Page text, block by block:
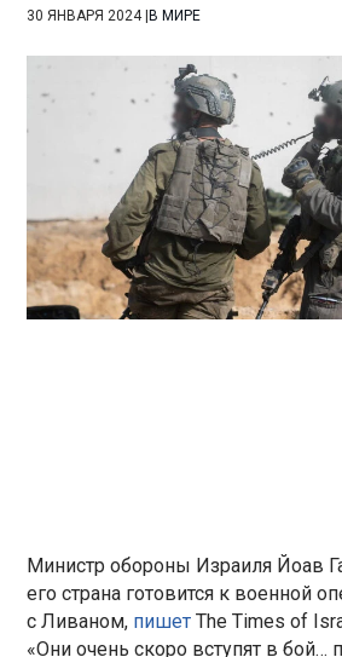
30 ЯНВАРЯ 2024|В МИРЕ
Министр обороны Израиля Йоав
его страна готовится к военной
с Ливаном, пишетThe Times of
«Они очень скоро вступят в бой…